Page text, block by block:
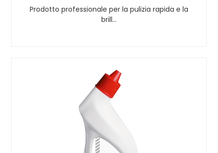
Prodotto professionale per la pulizia rapida e la
brill…